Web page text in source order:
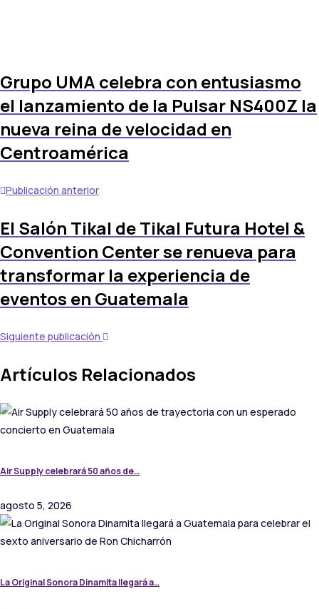
Grupo UMA celebra con entusiasmo
el lanzamiento de la Pulsar NS400Z la
nueva reina de velocidad en
Centroamérica
Publicación anterior
El Salón Tikal de Tikal Futura Hotel &
Convention Center se renueva para
transformar la experiencia de
eventos en Guatemala
Siguiente publicación
Artículos Relacionados
Air Supply celebrará 50 años de…
agosto 5, 2026
La Original Sonora Dinamita llegará a…